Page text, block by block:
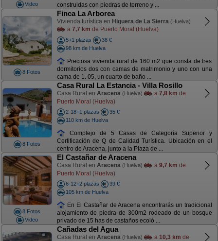
Video
construidas con piedras de terreno y ...
8 Fotos
Finca La Arborea
Vivienda turística en Higuera de La Sierra (Huelva)
a 7,7 km de Puerto Moral (Huelva)
5+1 plazas
38 €
98 km de Huelva
Preciosa vivienda rural de 160 m2 que consta de tres
dormitorios dos con camas de matrimonio y uno con una
cama de 1. 05, un cuarto de baño ...
8 Fotos
Casa Rural La Estancia - Villa Rosillo
Casa Rural en Aracena (Huelva) a 7,8 km de
Puerto Moral (Huelva)
2-18+1 plazas
35 €
110 km de Huelva
Complejo de 5 Casas de Categoría Superior y
Certificación de Q de Calidad Turística. Ubicación en el
centro de Aracena, junto a la Plaza de ...
8 Fotos
Video
El Castañar de Aracena
Casa Rural en Aracena (Huelva) a 9,7 km de
Puerto Moral (Huelva)
6-12+2 plazas
39 €
105 km de Huelva
En El Castañar de Aracena encontrarás un tradicional
alojamiento de piedra de 300m2 rodeado de un bosque
privado de 15 has de castaños ecoló ...
Cañadas del Agua
Casa Rural en Aracena (Huelva) a 10,3 km de